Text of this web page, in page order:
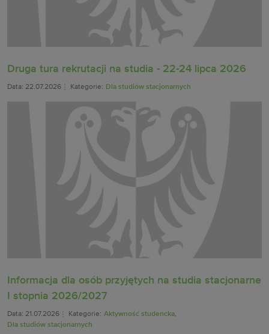
Druga tura rekrutacji na studia - 22-24 lipca 2026
Data: 22.07.2026 Kategorie: Dla studiów stacjonarnych
Informacja dla osób przyjętych na studia stacjonarne
I stopnia 2026/2027
Data: 21.07.2026 Kategorie: Aktywność studencka,
Dla studiów stacjonarnych